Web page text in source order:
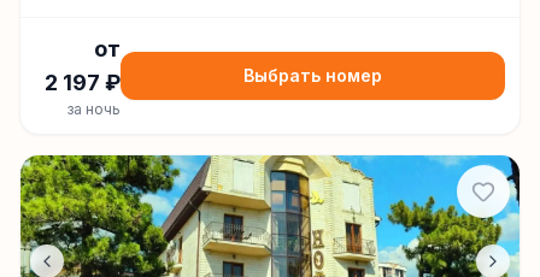
от
2 197 ₽
за ночь
Выбрать номер